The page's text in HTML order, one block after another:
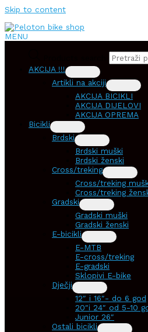
Skip to content
MENU
AKCIJA !!!
Artikli na akciji
AKCIJA BICIKLI
AKCIJA DIJELOVI
AKCIJA OPREMA
Bicikli
Brdski
Brdski muški
Brdski ženski
Cross/treking
Cross/treking
Cross/treking
Gradski
Gradski muški
Gradski ženski
E-bicikli
E-MTB
E-cross/treking
E-gradski
Sklopivi E-bike
Dječji
12″ i 16″- do 6 god
20″i 24″ od 5-10
Junior 26″
Ostali bicikli